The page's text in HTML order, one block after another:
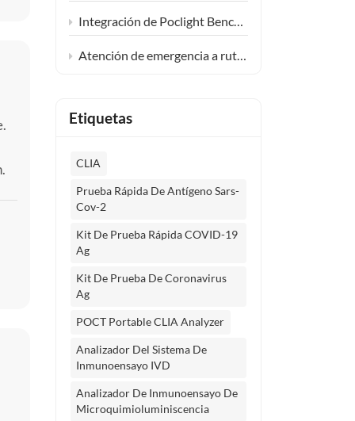
Integración de Poclight Bench-top CLIA en entornos descentralizados de atención endocrina femenina
Atención de emergencia a rutina con soluciones de pruebas cardíacas POCT de Poclight
Etiquetas
CLIA
Prueba Rápida De Antígeno Sars-
Cov-2
Kit De Prueba Rápida COVID-19
Ag
Kit De Prueba De Coronavirus
Ag
POCT Portable CLIA Analyzer
Analizador Del Sistema De
Inmunoensayo IVD
Analizador De Inmunoensayo De
Microquimioluminiscencia